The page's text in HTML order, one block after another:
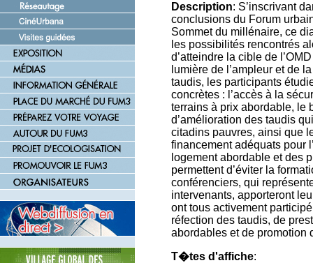
Description: S’inscrivant
conclusions du Forum
Sommet du millénaire, ce
les possibilités rencontrés
d’atteindre la cible de
lumière de l’ampleur et de
taudis, les participants
concrètes : l’accès à la
terrains à prix abordable, le
d’amélioration des taudis
citadins pauvres, ainsi que
financement adéquats pour
logement abordable et des
permettent d’éviter la
conférenciers, qui
intervenants, apporteront
ont tous activement
réfection des taudis, de
abordables et de promotion
T�tes d'affiche: